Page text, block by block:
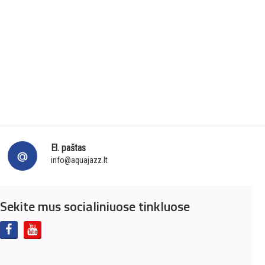
El. paštas
info@aquajazz.lt
Sekite mus socialiniuose tinkluose